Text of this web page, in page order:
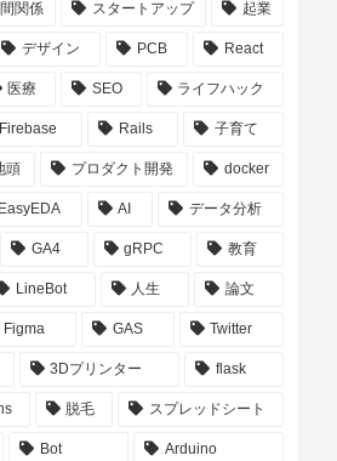
関係 スタートアップ 起業
デザイン PCB React
医療 SEO ライフハック
Firebase Rails 子育て
頭 プロダクト開発 docker
EasyEDA AI データ分析
GA4 gRPC 教育
LineBot 人生 論文
Figma GAS Twitter
3Dプリンター flask
脱毛 スプレッドシート
Bot Arduino